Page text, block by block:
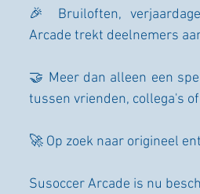
🎉 Bruiloften,
Arcade trekt deelnemers
🤝 Meer dan alleen een
tussen vrienden, collega's
🚀 Op zoek naar origineel
Susoccer Arcade is nu